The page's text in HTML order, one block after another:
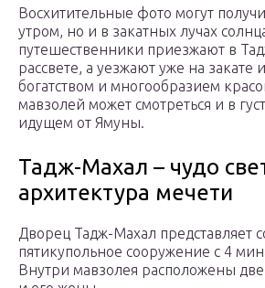
Восхитительные фото могут
утром, но и в закатных лучах
путешественники приезжают в
рассвете, а уезжают уже на закате
богатством и многообразием
мавзолей может смотреться и в
идущем от Ямуны.
Тадж-Махал – чудо
архитектура мечети
Дворец Тадж-Махал представляет
пятикупольное сооружение с 4
Внутри мавзолея расположены